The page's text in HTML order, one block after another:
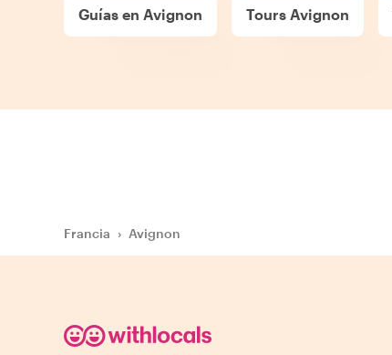
Guías en Avignon Tours Avignon
Francia › Avignon